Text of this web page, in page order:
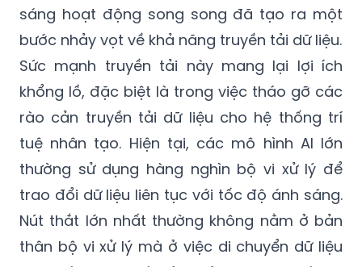
sáng hoạt động song song đã tạo ra một
bước nhảy vọt về khả năng truyền tải dữ liệu.
Sức mạnh truyền tải này mang lại lợi ích
khổng lồ, đặc biệt là trong việc tháo gỡ các
rào cản truyền tải dữ liệu cho hệ thống trí
tuệ nhân tạo. Hiện tại, các mô hình AI lớn
thường sử dụng hàng nghìn bộ vi xử lý để
trao đổi dữ liệu liên tục với tốc độ ánh sáng.
Nút thắt lớn nhất thường không nằm ở bản
thân bộ vi xử lý mà ở việc di chuyển dữ liệu